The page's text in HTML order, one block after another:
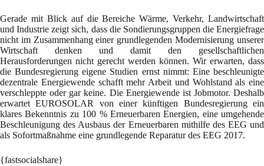
Gerade mit Blick auf die Bereiche Wärme, Verkehr, Landwirtschaft
und Industrie zeigt sich, dass die Sondierungsgruppen die Energiefrage
nicht im Zusammenhang einer grundlegenden Modernisierung unserer
Wirtschaft denken und damit den gesellschaftlichen
Herausforderungen nicht gerecht werden können. Wir erwarten, dass
die Bundesregierung eigene Studien ernst nimmt: Eine beschleunigte
dezentrale Energiewende schafft mehr Arbeit und Wohlstand als eine
verschleppte oder gar keine. Die Energiewende ist Jobmotor. Deshalb
erwartet EUROSOLAR von einer künftigen Bundesregierung ein
klares Bekenntnis zu 100 % Erneuerbaren Energien, eine umgehende
Beschleunigung des Ausbaus der Erneuerbaren mithilfe des EEG und
als Sofortmaßnahme eine grundlegende Reparatur des EEG 2017.
{fastsocialshare}